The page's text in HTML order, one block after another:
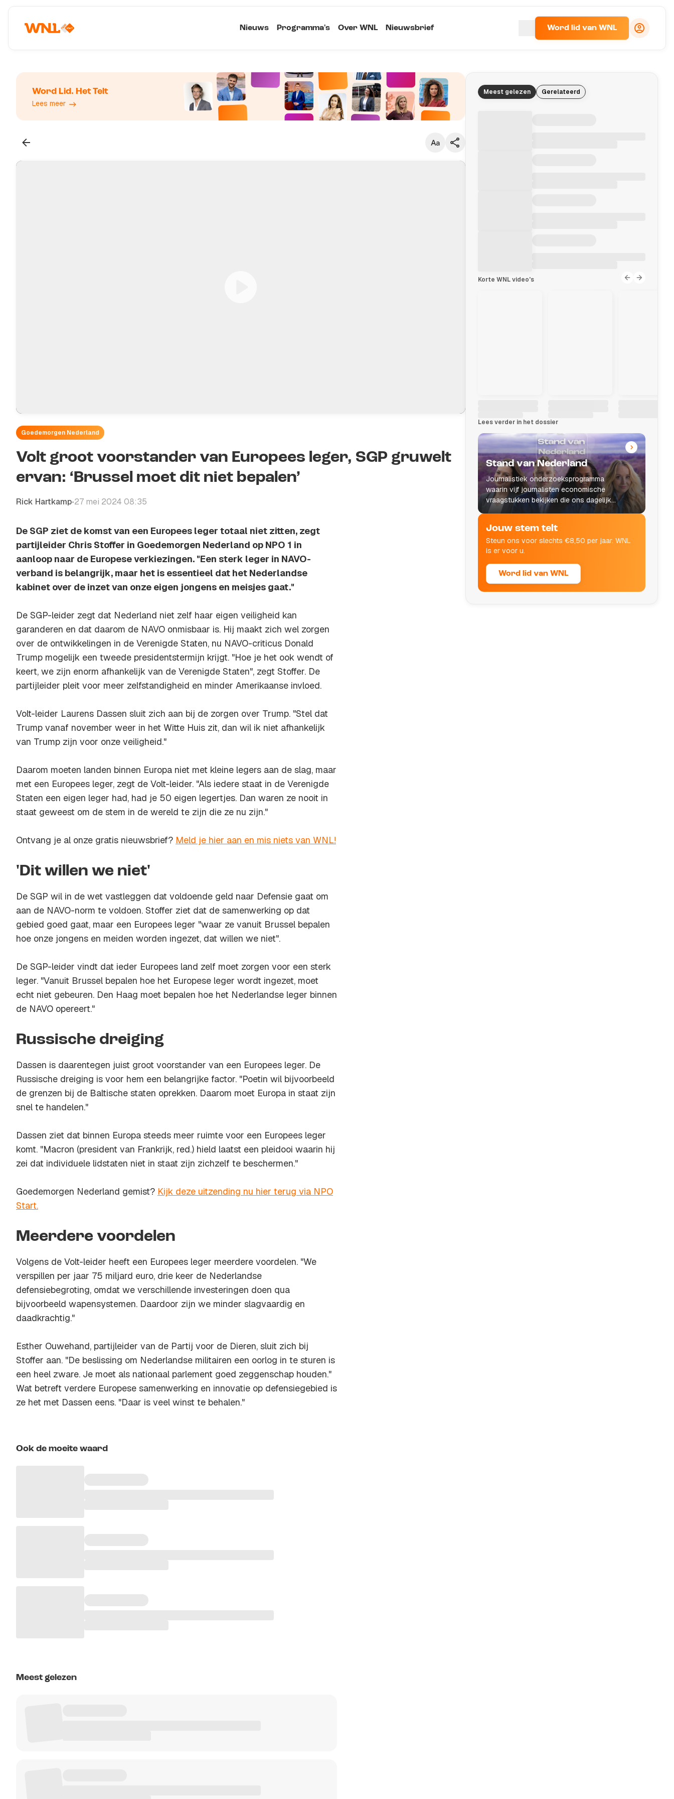
Nieuws Programma's Over WNL Nieuwsbrief Word lid van WNL
Word Lid. Het Telt
Lees meer
Goedemorgen Nederland
Volt groot voorstander van Europees leger, SGP gruwelt
ervan: ‘Brussel moet dit niet bepalen’
Rick Hartkamp•27 mei 2024 08:35
De SGP ziet de komst van een Europees leger totaal niet zitten, zegt
partijleider Chris Stoffer in Goedemorgen Nederland op NPO 1 in
aanloop naar de Europese verkiezingen. "Een sterk leger in NAVO-
verband is belangrijk, maar het is essentieel dat het Nederlandse
kabinet over de inzet van onze eigen jongens en meisjes gaat."
De SGP-leider zegt dat Nederland niet zelf haar eigen veiligheid kan
garanderen en dat daarom de NAVO onmisbaar is. Hij maakt zich wel zorgen
over de ontwikkelingen in de Verenigde Staten, nu NAVO-criticus Donald
Trump mogelijk een tweede presidentstermijn krijgt. "Hoe je het ook wendt of
keert, we zijn enorm afhankelijk van de Verenigde Staten", zegt Stoffer. De
partijleider pleit voor meer zelfstandigheid en minder Amerikaanse invloed.
Volt-leider Laurens Dassen sluit zich aan bij de zorgen over Trump. "Stel dat
Trump vanaf november weer in het Witte Huis zit, dan wil ik niet afhankelijk
van Trump zijn voor onze veiligheid."
Daarom moeten landen binnen Europa niet met kleine legers aan de slag, maar
met een Europees leger, zegt de Volt-leider. "Als iedere staat in de Verenigde
Staten een eigen leger had, had je 50 eigen legertjes. Dan waren ze nooit in
staat geweest om de stem in de wereld te zijn die ze nu zijn."
Ontvang je al onze gratis nieuwsbrief? Meld je hier aan en mis niets van WNL!
'Dit willen we niet'
De SGP wil in de wet vastleggen dat voldoende geld naar Defensie gaat om
aan de NAVO-norm te voldoen. Stoffer ziet dat de samenwerking op dat
gebied goed gaat, maar een Europees leger "waar ze vanuit Brussel bepalen
hoe onze jongens en meiden worden ingezet, dat willen we niet".
De SGP-leider vindt dat ieder Europees land zelf moet zorgen voor een sterk
leger. "Vanuit Brussel bepalen hoe het Europese leger wordt ingezet, moet
echt niet gebeuren. Den Haag moet bepalen hoe het Nederlandse leger binnen
de NAVO opereert."
Russische dreiging
Dassen is daarentegen juist groot voorstander van een Europees leger. De
Russische dreiging is voor hem een belangrijke factor. "Poetin wil bijvoorbeeld
de grenzen bij de Baltische staten oprekken. Daarom moet Europa in staat zijn
snel te handelen."
Dassen ziet dat binnen Europa steeds meer ruimte voor een Europees leger
komt. "Macron (president van Frankrijk, red.) hield laatst een pleidooi waarin hij
zei dat individuele lidstaten niet in staat zijn zichzelf te beschermen."
Goedemorgen Nederland gemist? Kijk deze uitzending nu hier terug via NPO
Start.
Meerdere voordelen
Volgens de Volt-leider heeft een Europees leger meerdere voordelen. "We
verspillen per jaar 75 miljard euro, drie keer de Nederlandse
defensiebegroting, omdat we verschillende investeringen doen qua
bijvoorbeeld wapensystemen. Daardoor zijn we minder slagvaardig en
daadkrachtig."
Esther Ouwehand, partijleider van de Partij voor de Dieren, sluit zich bij
Stoffer aan. "De beslissing om Nederlandse militairen een oorlog in te sturen is
een heel zware. Je moet als nationaal parlement goed zeggenschap houden."
Wat betreft verdere Europese samenwerking en innovatie op defensiegebied is
ze het met Dassen eens. "Daar is veel winst te behalen."
Ook de moeite waard
Meest gelezen
Meest gelezen Gerelateerd
Korte WNL video's
Lees verder in het dossier
Stand van Nederland
Journalistiek onderzoeksprogramma
waarin vijf journalisten economische
vraagstukken bekijken die ons dagelijks
leven raken.
Jouw stem telt
Steun ons voor slechts €8,50 per jaar. WNL
is er voor u.
Word lid van WNL